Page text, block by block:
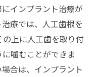
インプラント治療が
療では、人工歯根を
上に人工歯を取り付
噛むことができま
合は、インプラント